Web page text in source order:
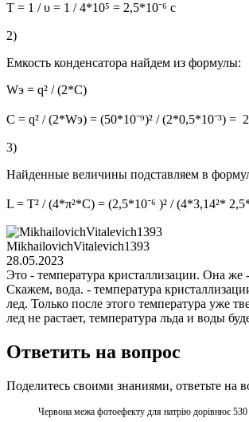
T = 1 / υ = 1 / 4*10⁵ = 2,5*10⁻⁶ c
2)
Емкость конденсатора найдем из формулы:
Wэ = q² / (2*C)
C = q² / (2*Wэ) = (50*10⁻⁹)² / (2*0,5*10⁻³) =
3)
Найденные величины подставляем в
L = T² / (4*π²*C) = (2,5*10⁻⁶ )² / (4*3,14²*
MikhailovichVitalevich1393
28.05.2023
Это - температура кристаллизации. Она же
Скажем, вода. - температура
лед. Только после этого температура уже
лед не растает, температура льда и воды
Ответить на вопрос
Поделитесь своими знаниями, ответьте на
Червона межа фотоефекту для натрiю дорівнює